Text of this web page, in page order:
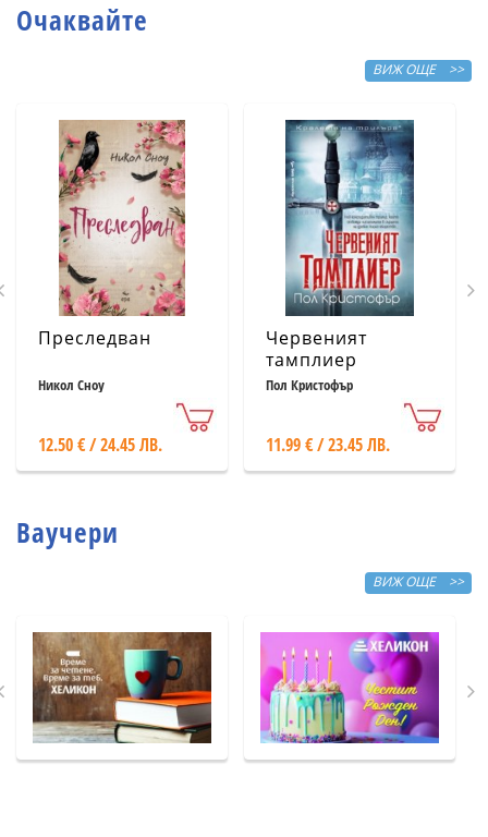
Очаквайте
ВИЖ ОЩЕ >>
Преследван
Никол Сноу
12.50 € / 24.45 ЛВ.
Червеният
тамплиер
Пол Кристофър
11.99 € / 23.45 ЛВ.
Ваучери
ВИЖ ОЩЕ >>